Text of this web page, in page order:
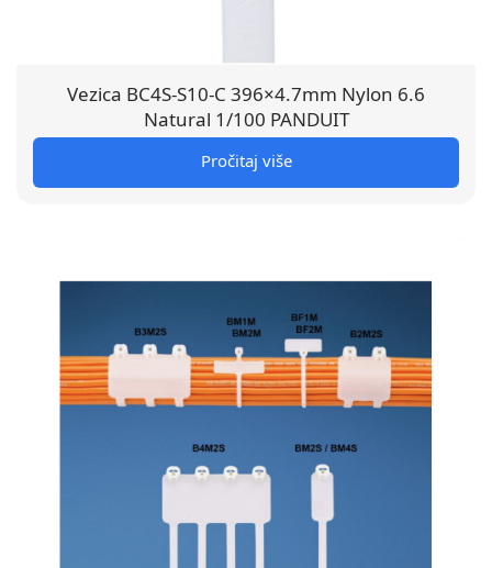
Vezica BC4S-S10-C 396×4.7mm Nylon 6.6
Natural 1/100 PANDUIT
Pročitaj više